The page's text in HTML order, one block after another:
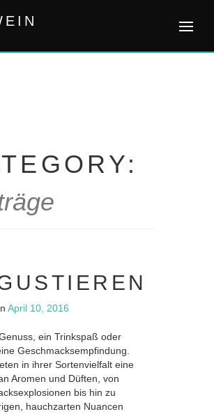
April 10, 2016
ein Trinkspaß oder
Geschmacksempfindung.
in ihrer Sortenvielfalt eine
Aromen und Düften, von
bis hin zu
hauchzarten Nuancen